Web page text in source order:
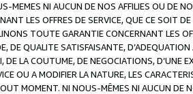
MEMES NI AUCUN DE NOS AFFILIES OU DE
LES OFFRES DE SERVICE, QUE CE SOIT
TOUTE GARANTIE CONCERNANT LES
DE QUALITE SATISFAISANTE,
DE LA COUTUME, DE NEGOCIATIONS, D’UNE
OU A MODIFIER LA NATURE, LES
MOMENT. NI NOUS-MÊMES NI AUCUN DE